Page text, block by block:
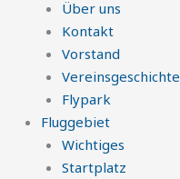
Über uns
Kontakt
Vorstand
Vereinsgeschichte
Flypark
Fluggebiet
Wichtiges
Startplatz